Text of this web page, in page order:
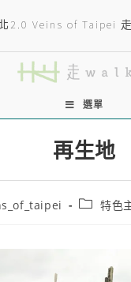
2.0 Veins of Taipei
選單
再生地
特色